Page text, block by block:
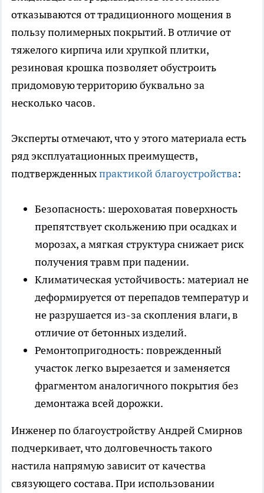
отказываются от традиционного мощения в
пользу полимерных покрытий. В отличие от
тяжелого кирпича или хрупкой плитки,
резиновая крошка позволяет обустроить
придомовую территорию буквально за
несколько часов.
Эксперты отмечают, что у этого материала есть
ряд эксплуатационных преимуществ,
подтвержденныхпрактикой благоустройства:
Безопасность: шероховатая поверхность
препятствует скольжению при осадках и
морозах, а мягкая структура снижает риск
получения травм при падении.
Климатическая устойчивость: материал не
деформируется от перепадов температур и
не разрушается из-за скопления влаги, в
отличие от бетонных изделий.
Ремонтопригодность: поврежденный
участок легко вырезается и заменяется
фрагментом аналогичного покрытия без
демонтажа всей дорожки.
Инженер по благоустройству Андрей Смирнов
подчеркивает, что долговечность такого
настила напрямую зависит от качества
связующего состава. При использовании